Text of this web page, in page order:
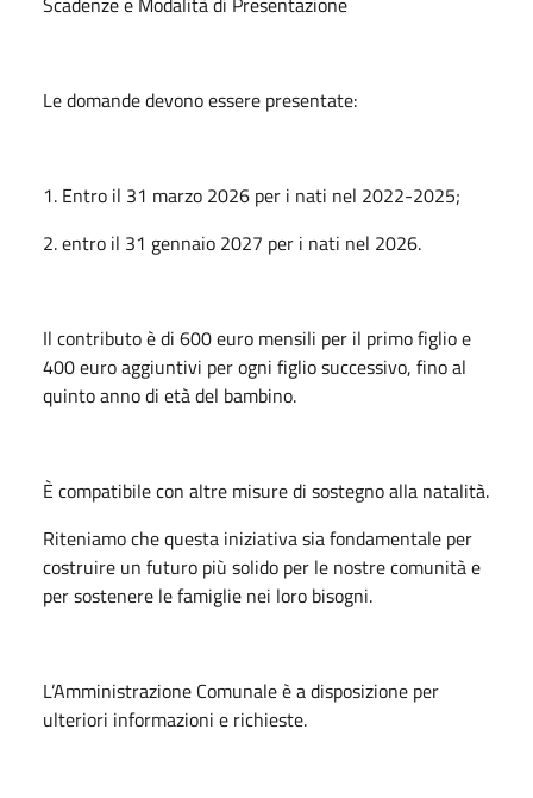
Le domande devono essere presentate:
1. Entro il 31 marzo 2026 per i nati nel 2022-2025;
2. entro il 31 gennaio 2027 per i nati nel 2026.
Il contributo è di 600 euro mensili per il primo figlio e
400 euro aggiuntivi per ogni figlio successivo, fino al
quinto anno di età del bambino.
È compatibile con altre misure di sostegno alla natalità.
Riteniamo che questa iniziativa sia fondamentale per
costruire un futuro più solido per le nostre comunità e
per sostenere le famiglie nei loro bisogni.
L’Amministrazione Comunale è a disposizione per
ulteriori informazioni e richieste.